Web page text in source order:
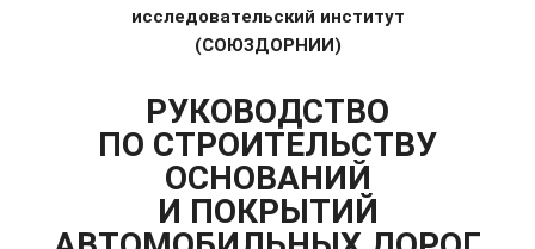
исследовательский институт
(СОЮЗДОРНИИ)
РУКОВОДСТВО
ПО СТРОИТЕЛЬСТВУ
ОСНОВАНИЙ
И ПОКРЫТИЙ